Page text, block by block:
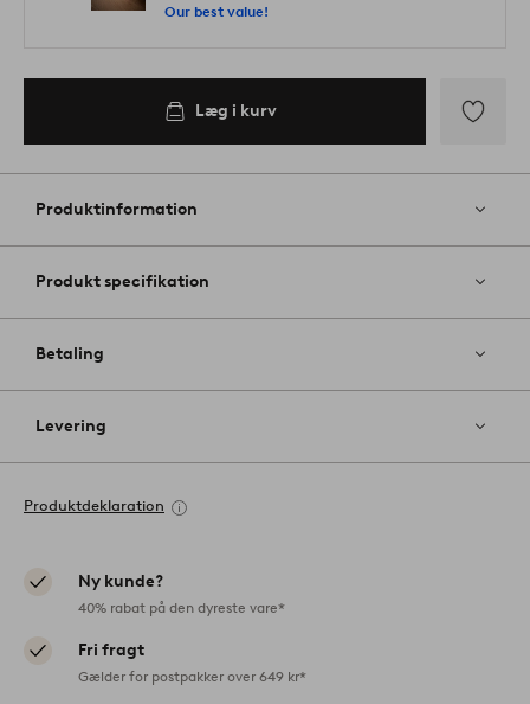
Our best value!
Læg i kurv
til
Produktinformation
Produkt specifikation
Betaling
Levering
Produktdeklaration
Ny kunde?
40% rabat på den dyreste vare*
Fri fragt
Gælder for postpakker over 649 kr*